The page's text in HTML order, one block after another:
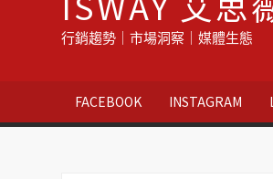
行銷趨勢｜市場洞察｜媒體生態
FACEBOOK INSTAGRAM